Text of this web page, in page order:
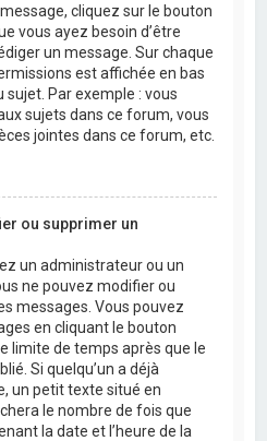
cliquez sur le bouton
vous ayez besoin d’être
un message. Sur chaque
est affichée en bas
sujet. Par exemple : vous
sujets dans ce forum, vous
jointes dans ce forum, etc.
ou supprimer un
un administrateur ou un
ne pouvez modifier ou
messages. Vous pouvez
en cliquant le bouton
limite de temps après que le
Si quelqu’un a déjà
un petit texte situé en
le nombre de fois que
la date et l’heure de la